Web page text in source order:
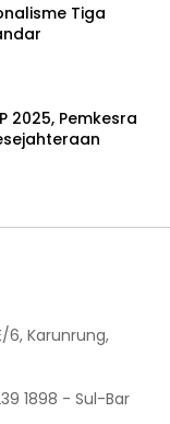
Tiga
2025, Pemkesra
6, Karunrung,
1898 - Sul-Bar